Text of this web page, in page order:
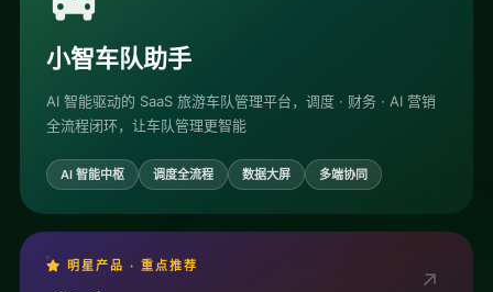
小智车队助手
AI 智能驱动的 SaaS 旅游车队管理平台，调度 · 财务 · AI 营销
全流程闭环，让车队管理更智能
AI 智能中枢 调度全流程 数据大屏 多端协同
明星产品 · 重点推荐
↗